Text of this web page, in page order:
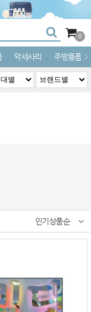
0
악세사리 주방용품
인기상품순